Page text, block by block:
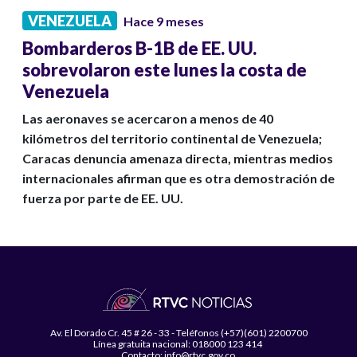
VENEZUELA Hace 9 meses
Bombarderos B-1B de EE. UU.
sobrevolaron este lunes la costa de
Venezuela
Las aeronaves se acercaron a menos de 40
kilómetros del territorio continental de Venezuela;
Caracas denuncia amenaza directa, mientras medios
internacionales afirman que es otra demostración de
fuerza por parte de EE. UU.
Av. El Dorado Cr. 45 # 26 - 33 - Teléfonos (+57)(601) 2200700
Línea gratuita nacional: 018000 123 414